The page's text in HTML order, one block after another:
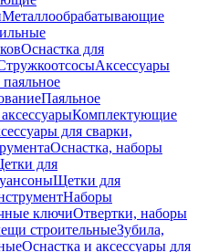
Металлообрабатывающие
Оснастка для
Аксессуары
Паяльное
Комплектующие
для сварки,
Оснастка, наборы
для
Щетки для
Наборы
ключиОтвертки, наборы
строительныеЗубила,
Оснастка и аксессуары для